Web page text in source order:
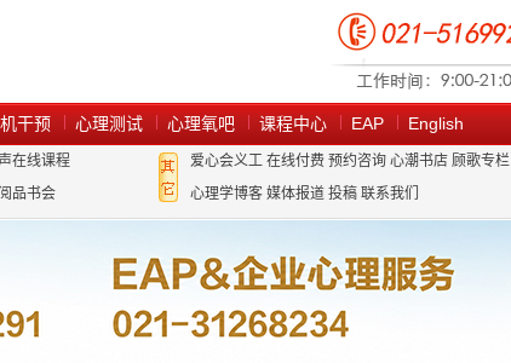
干预 心理测试 心理氧吧 课程中心 EAP English
在线课程
品书会
爱心会义工 在线付费 预约咨询 心潮书店 顾歌专栏
心理学博客 媒体报道 投稿 联系我们